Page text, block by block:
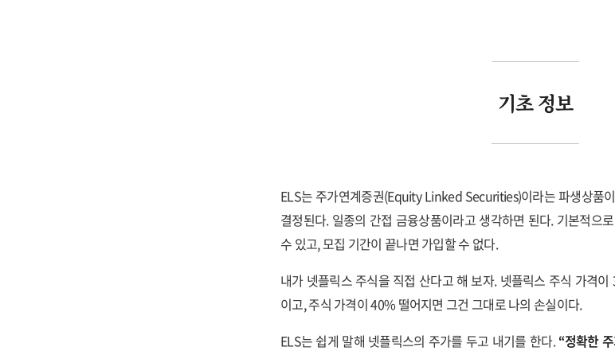
기초 정보
ELS는 주가연계증권(Equity Linked Securities)이라는 파생상품
결정된다. 일종의 간접 금융상품이라고 생각하면 된다. 기본적으
수 있고, 모집 기간이 끝나면 가입할 수 없다.
내가 넷플릭스 주식을 직접 산다고 해 보자. 넷플릭스 주식 가격
이고, 주식 가격이 40% 떨어지면 그건 그대로 나의 손실이다.
ELS는 쉽게 말해 넷플릭스의 주가를 두고 내기를 한다.“정확한